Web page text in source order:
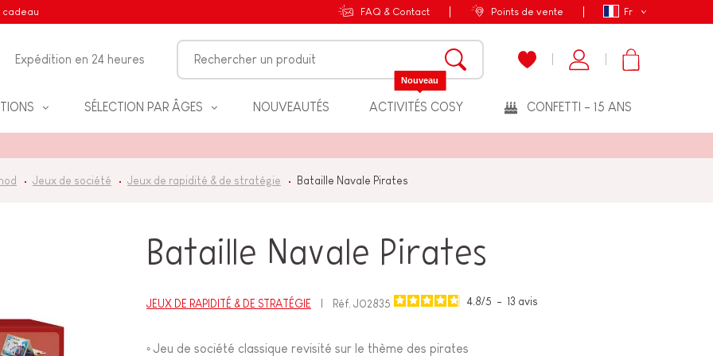
Fr
cadeau FAQ & Contact Points de vente
Expédition en 24 heures
SÉLECTION PAR ÂGES NOUVEAUTÉS ACTIVITÉS COSY
Nouveau
CONFETTI - 15 ANS
Jeux de société Jeux de rapidité & de stratégie Bataille Navale Pirates
Bataille Navale Pirates
JEUX DE RAPIDITÉ & DE STRATÉGIE Réf. J02835 4.8/5 - 13 avis
◦ Jeu de société classique revisité sur le thème des pirates